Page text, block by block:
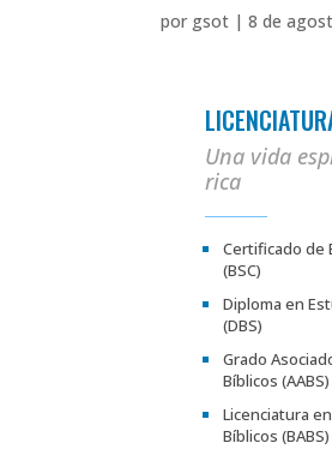
por gsot |8 de
Una vida
rica
Certificado de
(BSC)
Diploma en
(DBS)
Grado
Bíblicos (AABS)
Licenciatura
Bíblicos (BABS)